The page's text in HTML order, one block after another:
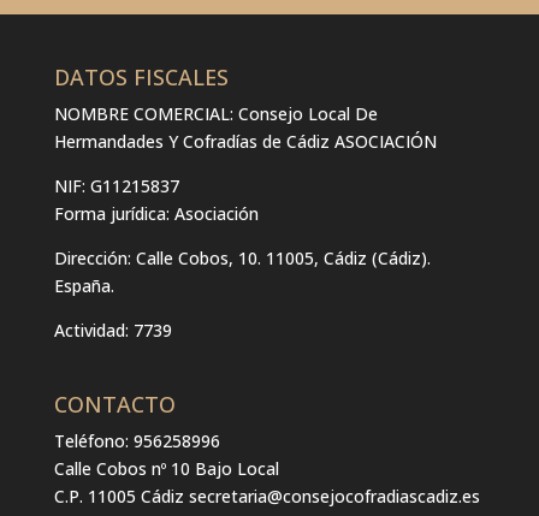
DATOS FISCALES
NOMBRE COMERCIAL: Consejo Local De
Hermandades Y Cofradías de Cádiz ASOCIACIÓN
NIF: G11215837
Forma jurídica: Asociación
Dirección: Calle Cobos, 10. 11005, Cádiz (Cádiz).
España.
Actividad: 7739
CONTACTO
Teléfono: 956258996
Calle Cobos nº 10 Bajo Local
C.P. 11005 Cádiz secretaria@consejocofradiascadiz.es